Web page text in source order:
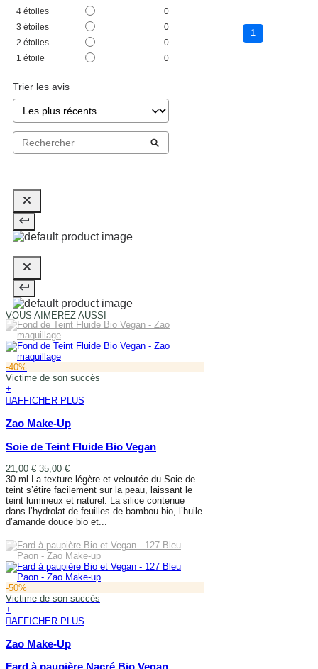
4 étoiles
0
3 étoiles
0
2 étoiles
0
1 étoile 0
Trier les avis
1
VOUS AIMEREZ AUSSI
-40%
Victime de son succès
+
AFFICHER PLUS
Zao Make-Up
Soie de Teint Fluide Bio Vegan
21,00 € 35,00 €
30 ml La texture légère et veloutée du Soie de
teint s’étire facilement sur la peau, laissant le
teint lumineux et naturel. La silice contenue
dans l’hydrolat de feuilles de bambou bio, l’huile
d’amande douce bio et...
-50%
Victime de son succès
+
AFFICHER PLUS
Zao Make-Up